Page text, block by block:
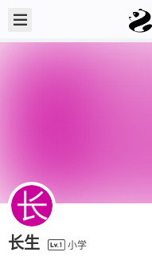
长生 小学